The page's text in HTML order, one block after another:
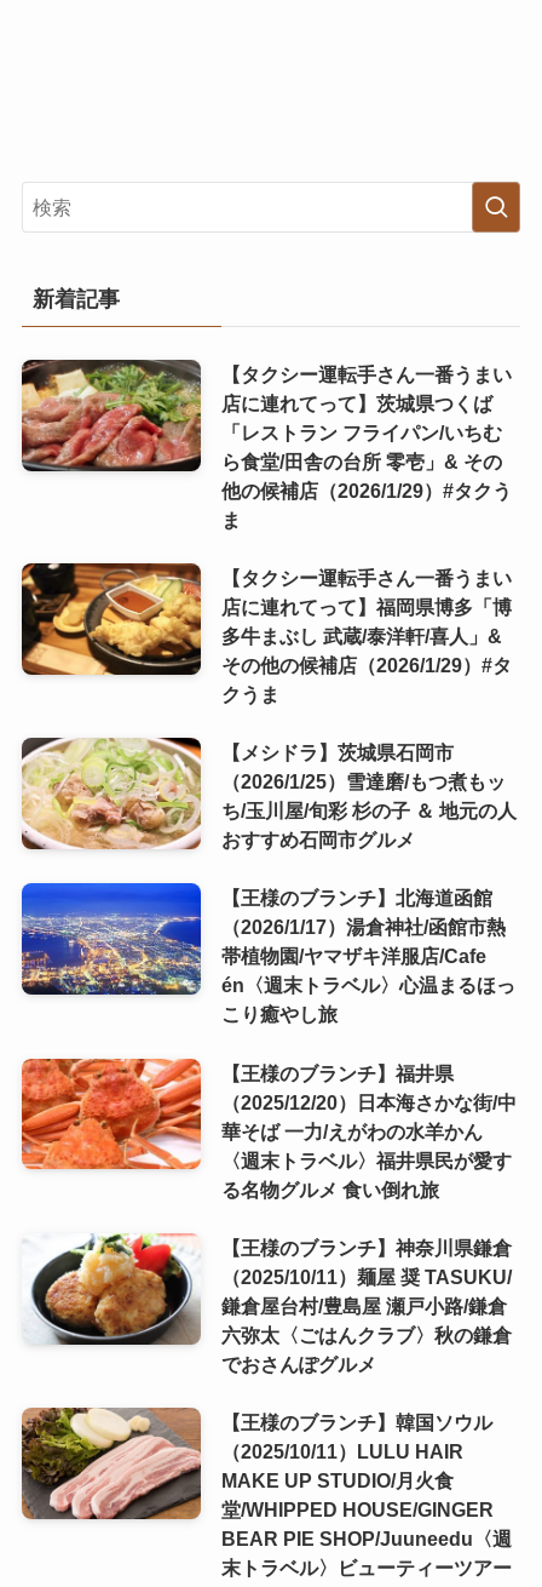
新着記事
【タクシー運転手さん一番うまい
店に連れてって】茨城県つくば
「レストラン フライパン/いちむ
ら食堂/田舎の台所 零壱」& その
他の候補店（2026/1/29）#タクう
ま
【タクシー運転手さん一番うまい
店に連れてって】福岡県博多「博
多牛まぶし 武蔵/泰洋軒/喜人」&
その他の候補店（2026/1/29）#タ
クうま
【メシドラ】茨城県石岡市
（2026/1/25）雪達磨/もつ煮もッ
ち/玉川屋/旬彩 杉の子 ＆ 地元の人
おすすめ石岡市グルメ
【王様のブランチ】北海道函館
（2026/1/17）湯倉神社/函館市熱
帯植物園/ヤマザキ洋服店/Cafe
én〈週末トラベル〉心温まるほっ
こり癒やし旅
【王様のブランチ】福井県
（2025/12/20）日本海さかな街/中
華そば 一力/えがわの水羊かん
〈週末トラベル〉福井県民が愛す
る名物グルメ 食い倒れ旅
【王様のブランチ】神奈川県鎌倉
（2025/10/11）麺屋 奨 TASUKU/
鎌倉屋台村/豊島屋 瀬戸小路/鎌倉
六弥太〈ごはんクラブ〉秋の鎌倉
でおさんぽグルメ
【王様のブランチ】韓国ソウル
（2025/10/11）LULU HAIR
MAKE UP STUDIO/月火食
堂/WHIPPED HOUSE/GINGER
BEAR PIE SHOP/Juuneedu〈週
末トラベル〉ビューティーツアー